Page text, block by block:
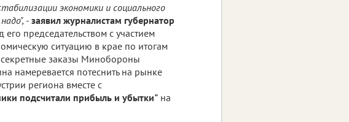
экономики и социального
", - заявил журналистам губернатор
председательством с участием
ситуацию в крае по итогам
заказы Минобороны
намеревается потеснить на рынке
региона вместе с
подсчитали прибыль и убытки" на